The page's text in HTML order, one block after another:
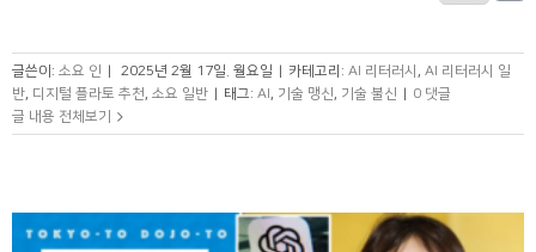
글쓴이: 소요 인 | 2025년 2월 17일. 월요일 | 카테고리: AI 리터러시
AI 리터러시 일
반 디지털 플라토 추천 소요 일반 | 태그: AI 기술 맹신 기술 불신 | 0 댓글
글 내용 전체보기